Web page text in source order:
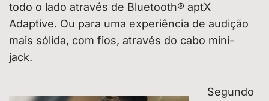
todo o lado através de Bluetooth® aptX
Adaptive. Ou para uma experiência de audição
mais sólida, com fios, através do cabo mini-
jack.
Segundo